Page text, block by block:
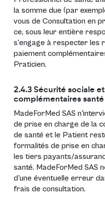
la somme due (par
vous de Consultation en
ce, sous leur entière
s'engage à respecter les
paiement
Praticien.
2.4.3 Sécurité sociale
complémentaires santé
MadeForMed SAS
de prise en charge de la
de santé et le Patient
formalités de prise en
les tiers payants/
santé. MadeForMed SAS
d'une éventuelle erreur
frais de consultation.